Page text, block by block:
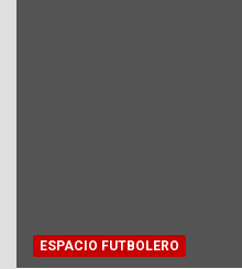
ESPACIO FUTBOLERO